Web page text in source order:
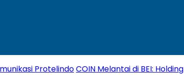
ProtelindoCOIN Melantai di BEI: